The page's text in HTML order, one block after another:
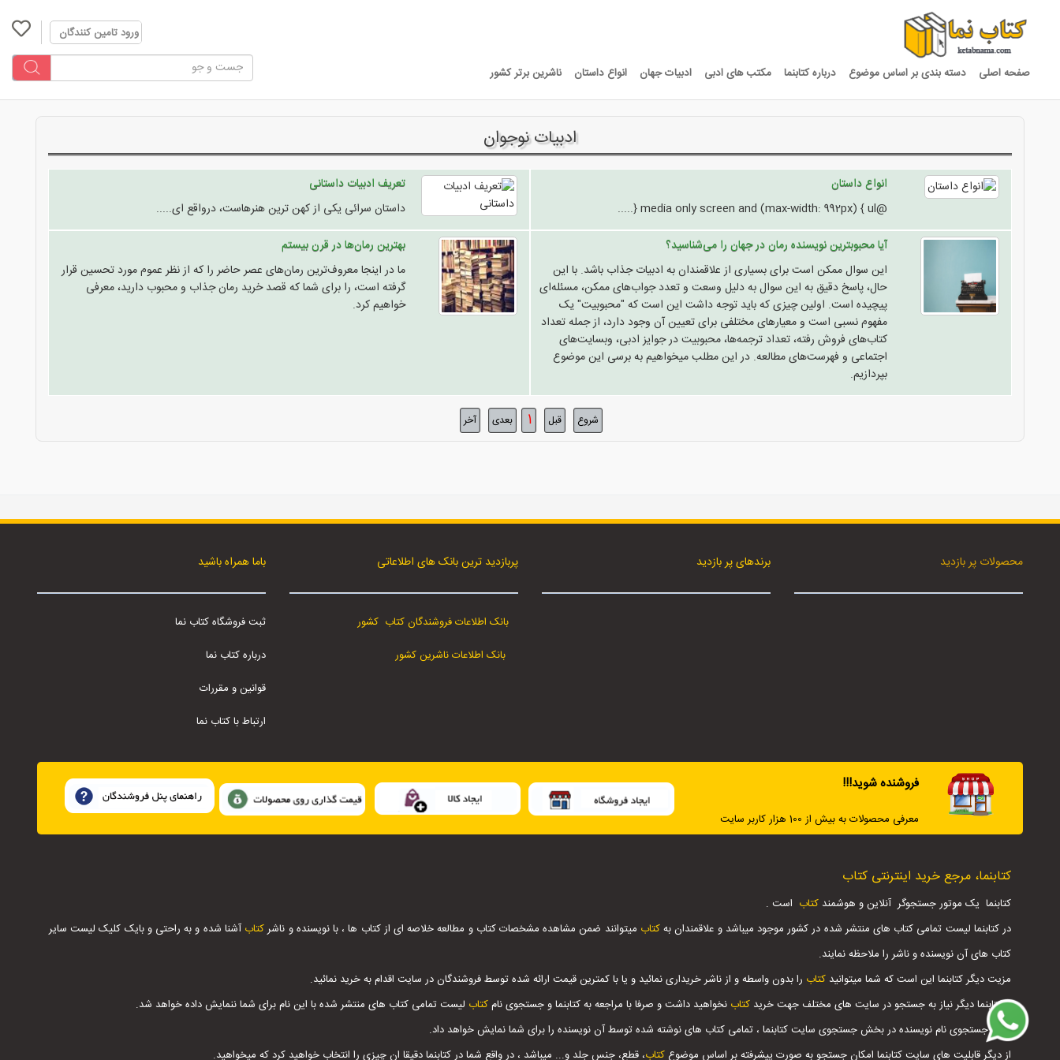
ورود تامین کنندگان
صفحه اصلی دسته بندی بر اساس موضوع درباره کتابنما مکتب های ادبی ادبیات جهان انواع داستان ناشرین برتر کشور
ادبیات نوجوان
انواع داستان
@media only screen and (max-width: 992px) { ul {.....
تعریف ادبیات داستانی
داستان سرائی یکی از کهن ترین هنرهاست، درواقع ای.....
آیا محبوبترین نویسنده رمان در جهان را می‌شناسید؟
این سوال ممکن است برای بسیاری از علاقمندان به ادبیات جذاب باشد. با این
حال، پاسخ دقیق به این سوال به دلیل وسعت و تعدد جواب‌های ممکن، مسئله‌ای
پیچیده است. اولین چیزی که باید توجه داشت این است که "محبوبیت" یک
مفهوم نسبی است و معیارهای مختلفی برای تعیین آن وجود دارد، از جمله تعداد
کتاب‌های فروش رفته، تعداد ترجمه‌ها، محبوبیت در جوایز ادبی، وبسایت‌های
اجتماعی و فهرست‌های مطالعه. در این مطلب میخواهیم به برسی این موضوع
بپردازیم.
بهترین رمان‌ها در قرن بیستم
ما در اینجا معروف‌ترین رمان‌های عصر حاضر را که از نظر عموم مورد تحسین قرار
گرفته است، را برای شما که قصد خرید رمان جذاب و محبوب دارید، معرفی
خواهیم کرد.
شروع قبل 1 بعدی آخر
محصولات پر بازدید برندهای پر بازدید پربازدید ترین بانک های اطلاعاتی
بانک اطلاعات فروشندگان کتاب کشور
بانک اطلاعات ناشرین کشور
باما همراه باشید
ثبت فروشگاه کتاب نما
درباره کتاب نما
قوانین و مقررات
ارتباط با کتاب نما
فروشنده شوید!!!
معرفی محصولات به بیش از 100 هزار کاربر سایت
کتابنما، مرجع خرید اینترنتی کتاب
کتابنما یک موتور جستجوگر آنلاین و هوشمند کتاب است .
در کتابنما لیست تمامی کتاب های منتشر شده در کشور موجود میباشد و علاقمندان بهکتاب میتوانند ضمن مشاهده مشخصات کتاب و مطالعه خلاصه ای از کتاب ها ، با نویسنده و ناشرکتابآشنا شده و به راحتی و بایک کلیک لیست سایر
کتاب های آن نویسنده و ناشر را ملاحظه نمایند.
مزیت دیگر کتابنما این است که شما میتوانید کتاب را بدون واسطه و از ناشر خریداری نمائید و یا با کمترین قیمت ارائه شده توسط فروشندگان در سایت اقدام به خرید نمائید.
با کتابنما دیگر نیاز به جستجو در سایت های مختلف جهت خرید کتاب نخواهید داشت و صرفا با مراجعه به کتابنما و جستجوی نامکتاب لیست تمامی کتاب های منتشر شده با این نام برای شما ننمایش داده خواهد شد.
ویا با جستجوی نام نویسنده در بخش جستجوی سایت کتابنما ، تمامی کتاب های نوشته شده توسط آن نویسنده را برای شما نمایش خواهد داد.
از دیگر قابلیت های سایت کتابنما امکان جستجو به صورت پیشرفته بر اساس موضوع کتاب، قطع، جنس جلد و... میباشد ، در واقع شما در کتابنما دقیقا ان چیزی را انتخاب خواهید کرد که میخواهید.